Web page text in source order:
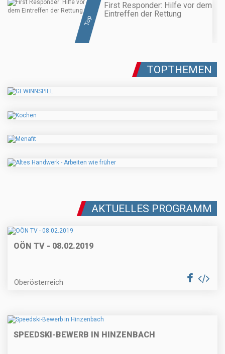
Top
First Responder: Hilfe vor dem
Eintreffen der Rettung
TOPTHEMEN
AKTUELLES PROGRAMM
OÖN TV - 08.02.2019
Oberösterreich
SPEEDSKI-BEWERB IN HINZENBACH